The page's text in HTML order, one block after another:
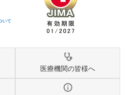
いて
医療機関の皆様へ